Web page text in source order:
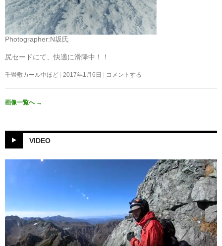
Photographer:N坂氏
尻セードにて、快適に滑降中！！
千畳敷カール中ほど 2017年1月6日 コメントする
画像一覧へ →
VIDEO